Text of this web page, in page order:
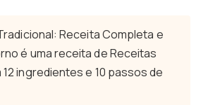
Receita Completa e
é uma receita de Receitas
ingredientes e 10 passos de